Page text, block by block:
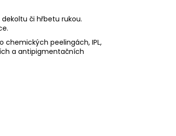
či hřbetu rukou.
peelingách, IPL,
a antipigmentačních